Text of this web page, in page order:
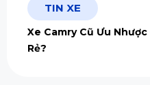
TIN XE
Xe Camry Cũ Ưu
Rẻ?